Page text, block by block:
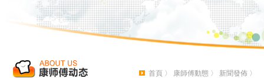
首頁 〉 康師傅動態 〉 新聞發佈 〉